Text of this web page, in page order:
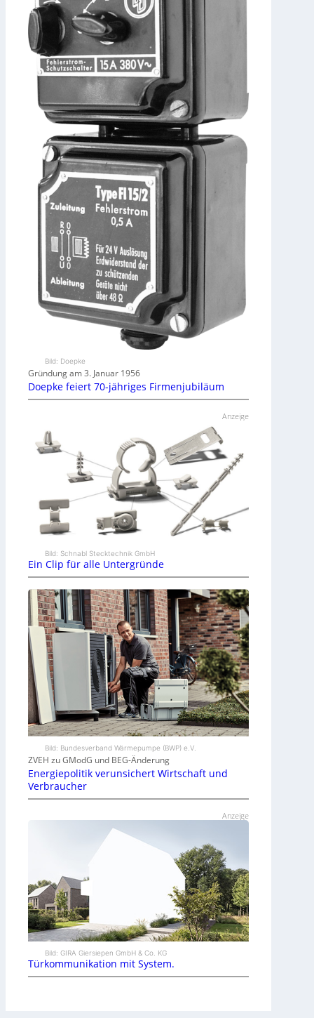
Bild: Doepke
Gründung am 3. Januar 1956
Doepke feiert 70-jähriges Firmenjubiläum
Anzeige
Bild: Schnabl Stecktechnik GmbH
Ein Clip für alle Untergründe
Bild: Bundesverband Wärmepumpe (BWP) e.V.
ZVEH zu GModG und BEG-Änderung
Energiepolitik verunsichert Wirtschaft und
Verbraucher
Anzeige
Bild: GIRA Giersiepen GmbH & Co. KG
Türkommunikation mit System.